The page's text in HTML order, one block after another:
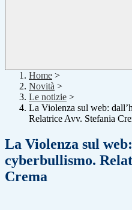
Home >
Novità >
Le notizie >
La Violenza sul web:
Relatrice Avv. Stefania
La Violenza sul
cyberbullismo.
Crema